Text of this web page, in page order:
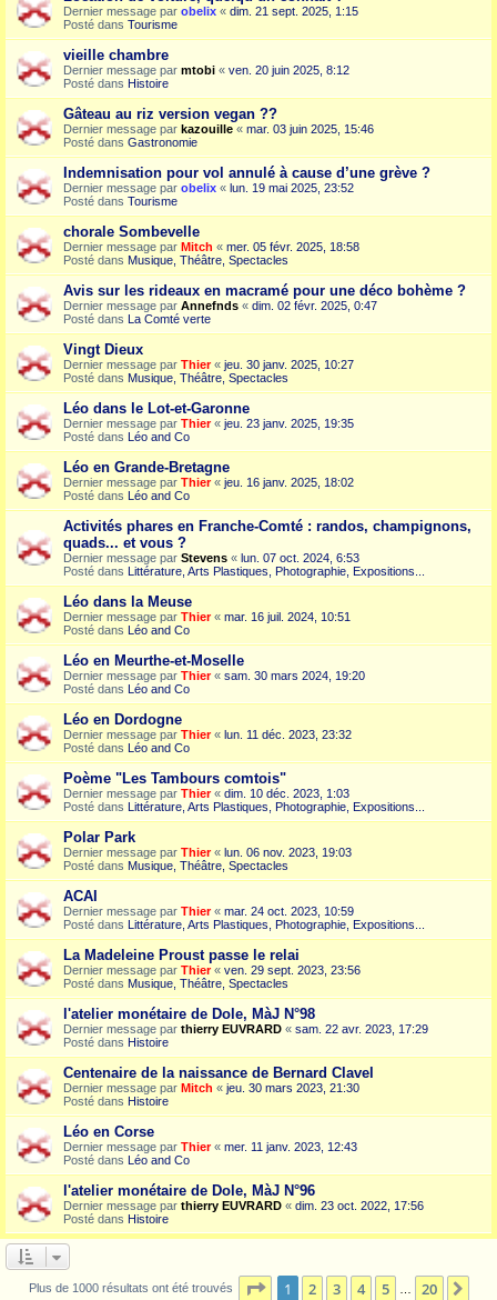
Dernier message par obelix « dim. 21 sept. 2025, 1:15
Posté dans Tourisme
vieille chambre
Dernier message par mtobi « ven. 20 juin 2025, 8:12
Posté dans Histoire
Gâteau au riz version vegan ??
Dernier message par kazouille « mar. 03 juin 2025, 15:46
Posté dans Gastronomie
Indemnisation pour vol annulé à cause d’une grève ?
Dernier message par obelix « lun. 19 mai 2025, 23:52
Posté dans Tourisme
chorale Sombevelle
Dernier message par Mitch « mer. 05 févr. 2025, 18:58
Posté dans Musique, Théâtre, Spectacles
Avis sur les rideaux en macramé pour une déco bohème ?
Dernier message par Annefnds « dim. 02 févr. 2025, 0:47
Posté dans La Comté verte
Vingt Dieux
Dernier message par Thier« jeu. 30 janv. 2025, 10:27
Posté dans Musique, Théâtre, Spectacles
Léo dans le Lot-et-Garonne
Dernier message par Thier« jeu. 23 janv. 2025, 19:35
Posté dans Léo and Co
Léo en Grande-Bretagne
Dernier message par Thier« jeu. 16 janv. 2025, 18:02
Posté dans Léo and Co
Activités phares en Franche-Comté : randos, champignons,
quads... et vous ?
Dernier message par Stevens « lun. 07 oct. 2024, 6:53
Posté dans Littérature, Arts Plastiques, Photographie, Expositions...
Léo dans la Meuse
Dernier message par Thier« mar. 16 juil. 2024, 10:51
Posté dans Léo and Co
Léo en Meurthe-et-Moselle
Dernier message par Thier« sam. 30 mars 2024, 19:20
Posté dans Léo and Co
Léo en Dordogne
Dernier message par Thier« lun. 11 déc. 2023, 23:32
Posté dans Léo and Co
Poème "Les Tambours comtois"
Dernier message par Thier« dim. 10 déc. 2023, 1:03
Posté dans Littérature, Arts Plastiques, Photographie, Expositions...
Polar Park
Dernier message par Thier« lun. 06 nov. 2023, 19:03
Posté dans Musique, Théâtre, Spectacles
ACAI
Dernier message par Thier« mar. 24 oct. 2023, 10:59
Posté dans Littérature, Arts Plastiques, Photographie, Expositions...
La Madeleine Proust passe le relai
Dernier message par Thier« ven. 29 sept. 2023, 23:56
Posté dans Musique, Théâtre, Spectacles
l'atelier monétaire de Dole, MàJ N°98
Dernier message par thierry EUVRARD « sam. 22 avr. 2023, 17:29
Posté dans Histoire
Centenaire de la naissance de Bernard Clavel
Dernier message par Mitch « jeu. 30 mars 2023, 21:30
Posté dans Histoire
Léo en Corse
Dernier message par Thier« mer. 11 janv. 2023, 12:43
Posté dans Léo and Co
l'atelier monétaire de Dole, MàJ N°96
Dernier message par thierry EUVRARD « dim. 23 oct. 2022, 17:56
Posté dans Histoire
Plus de 1000 résultats ont été trouvés Page 1sur20
1 2 3 4 5 20